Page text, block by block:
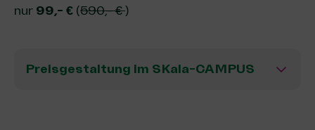
nur 99,- € (590,- €)
Preisgestaltung im SKala-CAMPUS